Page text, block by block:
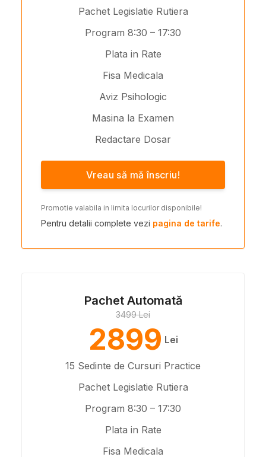
Pachet Legislatie Rutiera
Program 8:30 – 17:30
Plata in Rate
Fisa Medicala
Aviz Psihologic
Masina la Examen
Redactare Dosar
Vreau să mă înscriu!
Promotie valabila in limita locurilor disponibile!
Pentru detalii complete vezi pagina de tarife.
Pachet Automată
3499 Lei
2899 Lei
15 Sedinte de Cursuri Practice
Pachet Legislatie Rutiera
Program 8:30 – 17:30
Plata in Rate
Fisa Medicala